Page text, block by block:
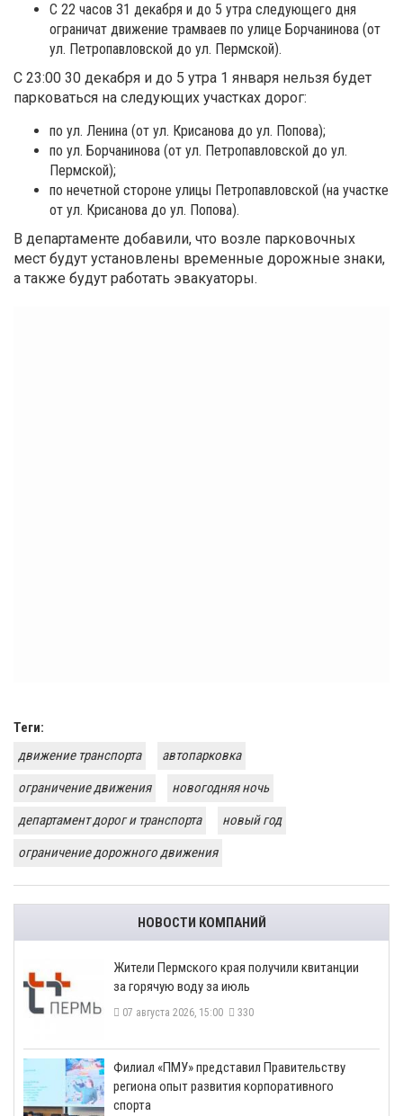
С 22 часов 31 декабря и до 5 утра следующего дня
ограничат движение трамваев по улице Борчанинова (от
ул. Петропавловской до ул. Пермской).
С 23:00 30 декабря и до 5 утра 1 января нельзя будет
парковаться на следующих участках дорог:
по ул. Ленина (от ул. Крисанова до ул. Попова);
по ул. Борчанинова (от ул. Петропавловской до ул.
Пермской);
по нечетной стороне улицы Петропавловской (на участке
от ул. Крисанова до ул. Попова).
В департаменте добавили, что возле парковочных
мест будут установлены временные дорожные знаки,
а также будут работать эвакуаторы.
Теги:
движение транспорта
автопарковка
ограничение движения
новогодняя ночь
департамент дорог и транспорта
новый год
ограничение дорожного движения
НОВОСТИ КОМПАНИЙ
​Жители Пермского края получили квитанции
за горячую воду за июль
07 августа 2026, 15:00 330
​Филиал «ПМУ» представил Правительству
региона опыт развития корпоративного
спорта